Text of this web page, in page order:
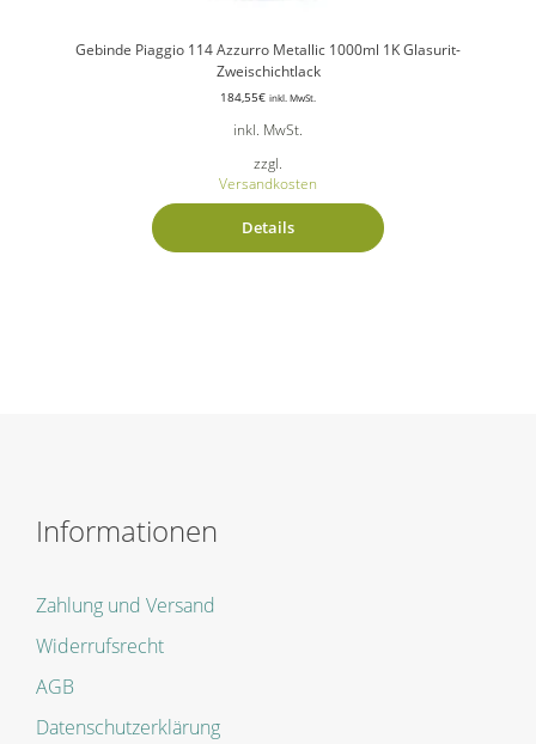
Gebinde Piaggio 114 Azzurro Metallic 1000ml 1K Glasurit-
Zweischichtlack
184,55€ inkl. MwSt.
inkl. MwSt.
zzgl.
Versandkosten
Details
Informationen
Zahlung und Versand
Widerrufsrecht
AGB
Datenschutzerklärung